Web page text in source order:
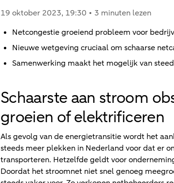
19 oktober 2023, 19:30
3 minuten lezen
Netcongestie groeiend probleem voor
Nieuwe wetgeving cruciaal om schaarse
Samenwerking maakt het mogelijk van
Schaarste aan stroom
groeien of elektrificeren
Als gevolg van de energietransitie wordt het
steeds meer plekken in Nederland voor dat er
transporteren. Hetzelfde geldt voor
Doordat het stroomnet niet snel genoeg